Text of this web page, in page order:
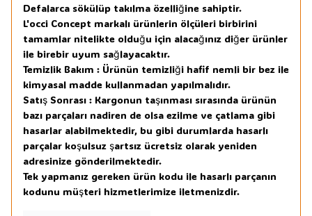
Defalarca sökülüp takılma özelliğine sahiptir.
L'occi Concept markalı ürünlerin ölçüleri birbirini
tamamlar nitelikte olduğu için alacağınız diğer ürünler
ile birebir uyum sağlayacaktır.
Temizlik Bakım : Ürünün temizliği hafif nemli bir bez ile
kimyasal madde kullanmadan yapılmalıdır.
Satış Sonrası : Kargonun taşınması sırasında ürünün
bazı parçaları nadiren de olsa ezilme ve çatlama gibi
hasarlar alabilmektedir, bu gibi durumlarda hasarlı
parçalar koşulsuz şartsız ücretsiz olarak yeniden
adresinize gönderilmektedir.
Tek yapmanız gereken ürün kodu ile hasarlı parçanın
kodunu müşteri hizmetlerimize iletmenizdir.